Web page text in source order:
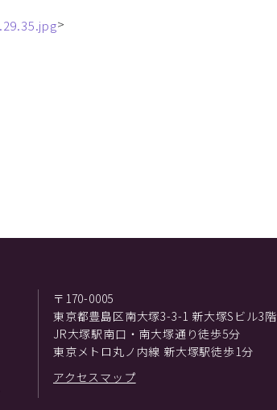
>
〒170-0005
東京都豊島区南大塚3-3-1 新大塚Sビル3階
JR大塚駅南口・南大塚通り徒歩5分
東京メトロ丸ノ内線 新大塚駅徒歩1分
アクセスマップ